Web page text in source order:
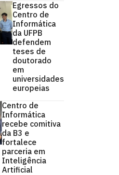
Egressos do
Centro de
Informática
da UFPB
defendem
teses de
doutorado
em
universidades
europeias
Centro de
Informática
recebe comitiva
da B3 e
fortalece
parceria em
Inteligência
Artificial